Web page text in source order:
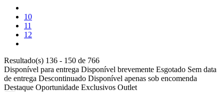
10
11
12
Resultado(s) 136 - 150 de 766
Disponível para entrega Disponível brevemente Esgotado Sem data
de entrega Descontinuado Disponível apenas sob encomenda
Destaque Oportunidade Exclusivos Outlet